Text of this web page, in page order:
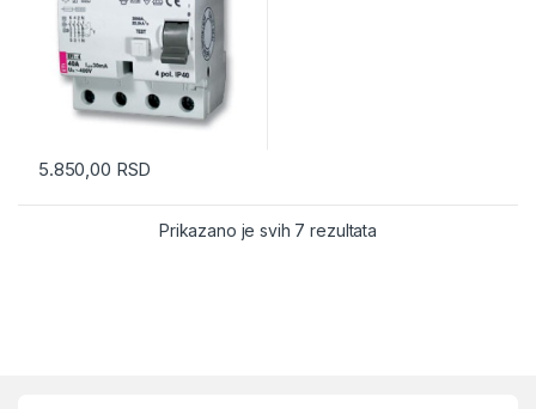
5.850,00 RSD
Prikazano je svih 7 rezultata